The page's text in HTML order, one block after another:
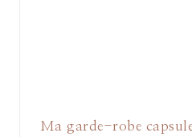
Ma garde-robe